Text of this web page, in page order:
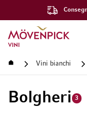
Vai alla Home Page
Home Vini bianchi
Bolgheri 3